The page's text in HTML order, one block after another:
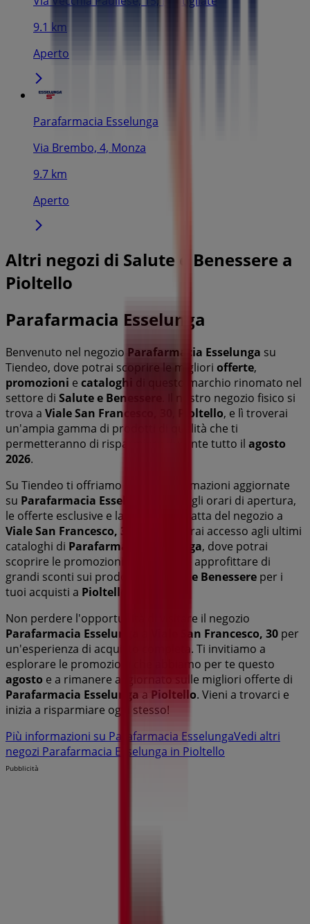
9.1 km
Aperto
Parafarmacia Esselunga
Via Brembo, 4, Monza
9.7 km
Aperto
Altri negozi di Salute e Benessere a
Pioltello
Parafarmacia Esselunga
Benvenuto nel negozio Parafarmacia Esselunga su
Tiendeo, dove potrai scoprire le migliori offerte,
promozioni e cataloghi
di questo marchio rinomato nel
settore di Salute e Benessere
. Il nostro negozio fisico si
trova a Viale San Francesco, 30 Pioltello, e lì troverai
un'ampia gamma di prodotti di qualità che ti
permetteranno di risparmiare durante tutto il agosto
2026.
Su Tiendeo ti offriamo tutte le informazioni aggiornate
su Parafarmacia Esselunga
, come gli orari di apertura,
le offerte esclusive e la posizione esatta del negozio a
Viale San Francesco, 30
. Inoltre, avrai accesso agli ultimi
cataloghi di Parafarmacia Esselunga, dove potrai
scoprire le promozioni più recenti e approfittare di
grandi sconti sui prodotti di
Salute e Benessere per i
tuoi acquisti a Pioltello
Non perdere l'opportunità di visitare il negozio
Parafarmacia Esselunga
Viale San Francesco, 30 per
un'esperienza di acquisto completa. Ti invitiamo a
esplorare le promozioni che abbiamo per te questo
agosto e a rimanere aggiornato sulle migliori offerte di
Parafarmacia Esselunga a Pioltello. Vieni a trovarci e
inizia a risparmiare oggi stesso!
Più informazioni su Parafarmacia EsselungaVedi altri
negozi Parafarmacia Esselunga in Pioltello
Pubblicità